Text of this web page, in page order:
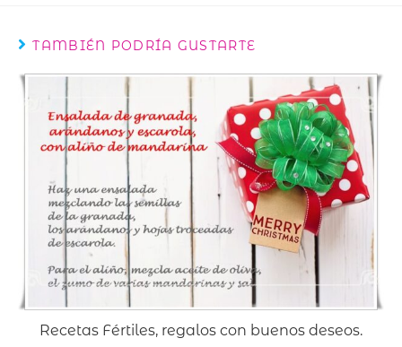
TAMBIÉN PODRÍA GUSTARTE
Recetas Fértiles, regalos con buenos deseos.